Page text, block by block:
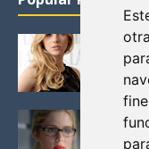
Junio